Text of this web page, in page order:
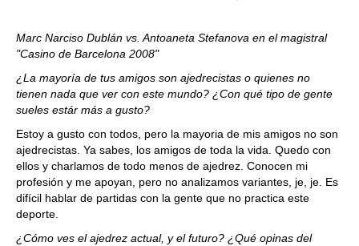
Marc Narciso Dublán vs. Antoaneta Stefanova en el magistral
"Casino de Barcelona 2008"
¿La mayoría de tus amigos son ajedrecistas o quienes no
tienen nada que ver con este mundo? ¿Con qué tipo de gente
sueles estár más a gusto?
Estoy a gusto con todos, pero la mayoria de mis amigos no son
ajedrecistas. Ya sabes, los amigos de toda la vida. Quedo con
ellos y charlamos de todo menos de ajedrez. Conocen mi
profesión y me apoyan, pero no analizamos variantes, je, je. Es
difícil hablar de partidas con la gente que no practica este
deporte.
¿Cómo ves el ajedrez actual, y el futuro? ¿Qué opinas del